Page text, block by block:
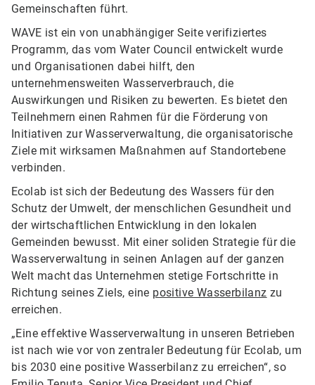
Gemeinschaften führt.
WAVE ist ein von unabhängiger Seite verifiziertes
Programm, das vom Water Council entwickelt wurde
und Organisationen dabei hilft, den
unternehmensweiten Wasserverbrauch, die
Auswirkungen und Risiken zu bewerten. Es bietet den
Teilnehmern einen Rahmen für die Förderung von
Initiativen zur Wasserverwaltung, die organisatorische
Ziele mit wirksamen Maßnahmen auf Standortebene
verbinden.
Ecolab ist sich der Bedeutung des Wassers für den
Schutz der Umwelt, der menschlichen Gesundheit und
der wirtschaftlichen Entwicklung in den lokalen
Gemeinden bewusst. Mit einer soliden Strategie für die
Wasserverwaltung in seinen Anlagen auf der ganzen
Welt macht das Unternehmen stetige Fortschritte in
Richtung seines Ziels, eine positive Wasserbilanz zu
erreichen.
„Eine effektive Wasserverwaltung in unseren Betrieben
ist nach wie vor von zentraler Bedeutung für Ecolab, um
bis 2030 eine positive Wasserbilanz zu erreichen“, so